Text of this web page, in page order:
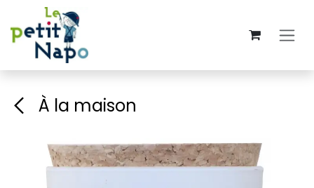
Se rendre au contenu
À la maison